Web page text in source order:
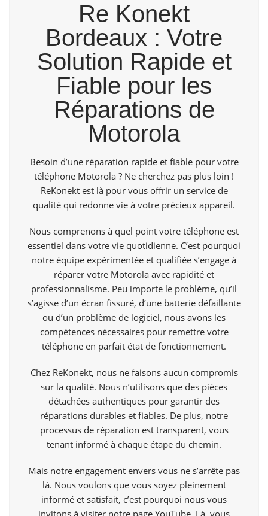
Re Konekt
Bordeaux : Votre
Solution Rapide et
Fiable pour les
Réparations de
Motorola
Besoin d’une réparation rapide et fiable pour votre
téléphone Motorola ? Ne cherchez pas plus loin !
ReKonektest là pour vous offrir un service de
qualité qui redonne vie à votre précieux appareil.
Nous comprenons à quel point votre téléphone est
essentiel dans votre vie quotidienne. C’est pourquoi
notre équipe expérimentée et qualifiée s’engage à
réparer votre Motorola avec rapidité et
professionnalisme. Peu importe le problème, qu’il
s’agisse d’un écran fissuré, d’une batterie défaillante
ou d’un problème de logiciel, nous avons les
compétences nécessaires pour remettre votre
téléphone en parfait état de fonctionnement.
Chez ReKonekt, nous ne faisons aucun compromis
sur la qualité. Nous n’utilisons que des pièces
détachées authentiques pour garantir des
réparations durables et fiables. De plus, notre
processus de réparation est transparent, vous
tenant informé à chaque étape du chemin.
Mais notre engagement envers vous ne s’arrête pas
là. Nous voulons que vous soyez pleinement
informé et satisfait, c’est pourquoi nous vous